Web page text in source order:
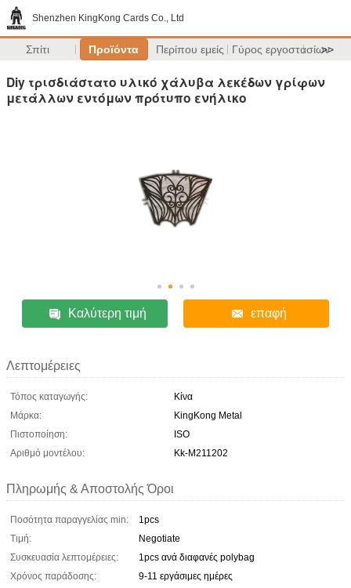
Shenzhen KingKong Cards Co., Ltd
Σπίτι Προϊόντα Περίπου εμείς Γύρος εργοστασίων
>>
Diy τρισδιάστατο υλικό χάλυβα λεκέδων γρίφων
μετάλλων εντόμων πρότυπο ενήλικο
Καλύτερη τιμή επαφή
Λεπτομέρειες
Τόπος καταγωγής:
Κίνα
Μάρκα:
KingKong Metal
Πιστοποίηση:
ISO
Αριθμό μοντέλου:
Kk-M211202
Πληρωμής & Αποστολής Όροι
Ποσότητα παραγγελίας min:
1pcs
Τιμή:
Negotiate
Συσκευασία λεπτομέρειες:
1pcs ανά διαφανές polybag
Χρόνος παράδοσης:
9-11 εργάσιμες ημέρες